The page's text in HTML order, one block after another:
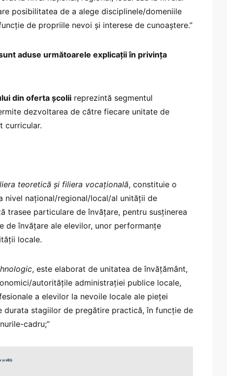
posibilitatea de a alege disciplinele/domeniile
de propriile nevoi și interese de cunoaștere.”
aduse următoarele explicații în privința
din oferta școlii reprezintă segmentul
dezvoltarea de către fiecare unitate de
curricular.
teoretică și filiera vocațională, constituie o
nivel național/regional/local/al unității de
trasee particulare de învățare, pentru susținerea
de învățare ale elevilor, unor performanțe
locale.
, este elaborat de unitatea de învățământ,
autoritățile administrației publice locale,
a elevilor la nevoile locale ale pieței
durata stagiilor de pregătire practică, în funcție de
cadru;”